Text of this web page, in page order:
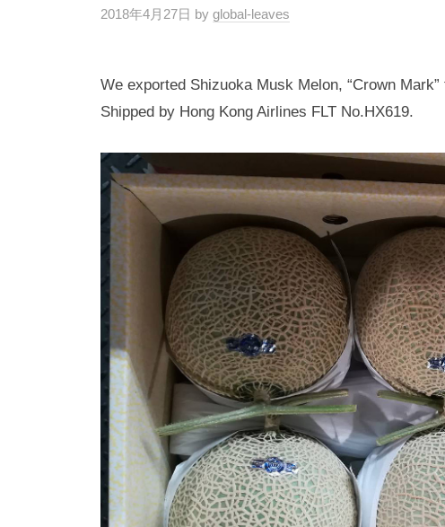
2018年4月27日 by global-leaves
We exported Shizuoka Musk Melon, “Crown
Shipped by Hong Kong Airlines FLT No.HX619.